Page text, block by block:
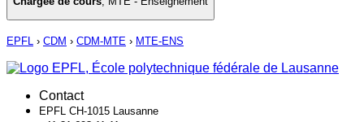
EPFL › CDM › CDM-MTE › MTE-ENS
Contact
EPFL CH-1015 Lausanne